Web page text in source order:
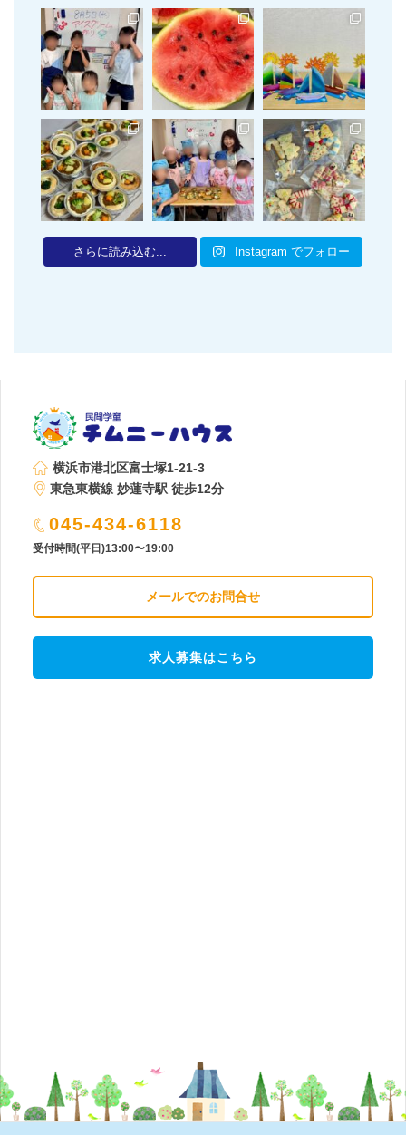
さらに読み込む... Instagram でフォロー
横浜市港北区富士塚1-21-3
東急東横線 妙蓮寺駅 徒歩12分
045-434-6118
受付時間(平日)13:00〜19:00
メールでのお問合せ
求人募集はこちら